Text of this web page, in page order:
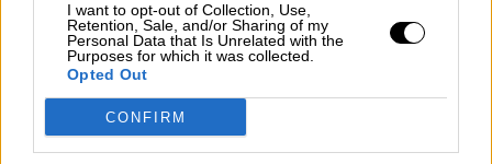
I want to opt-out of Collection, Use,
Retention, Sale, and/or Sharing of my
Personal Data that Is Unrelated with the
Purposes for which it was collected.
Opted Out
CONFIRM
¿La ciudadanía de Occidente
es consciente del riesgo de
una tercera guerra mundial?
Geopolítica de Crisis